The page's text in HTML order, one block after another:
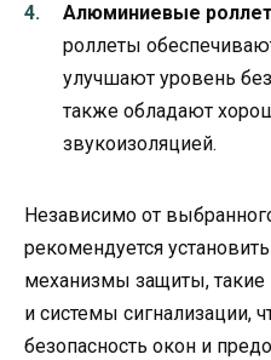
Алюминиевые
роллеты
улучшают уровень
также обладают
звукоизоляцией.
Независимо от
рекомендуется
механизмы защиты, такие
и системы сигнализации,
безопасность окон и